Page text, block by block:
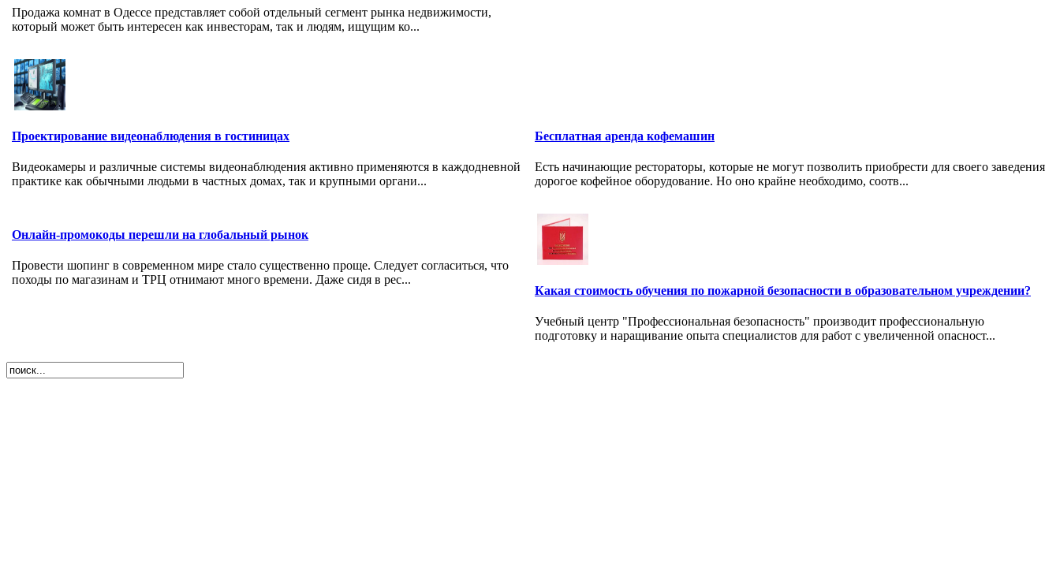
Продажа комнат в Одессе представляет собой отдельный сегмент рынка недвижимости,
который может быть интересен как инвесторам, так и людям, ищущим ко...
Проектирование видеонаблюдения в гостиницах
Видеокамеры и различные системы видеонаблюдения активно применяются в каждодневной
практике как обычными людьми в частных домах, так и крупными органи...
Бесплатная аренда кофемашин
Есть начинающие рестораторы, которые не могут позволить приобрести для своего заведения
дорогое кофейное оборудование. Но оно крайне необходимо, соотв...
Онлайн-промокоды перешли на глобальный рынок
Провести шопинг в современном мире стало существенно проще. Следует согласиться, что
походы по магазинам и ТРЦ отнимают много времени. Даже сидя в рес...
Какая стоимость обучения по пожарной безопасности в образовательном учреждении?
Учебный центр "Профессиональная безопасность" производит профессиональную
подготовку и наращивание опыта специалистов для работ с увеличенной опасност...